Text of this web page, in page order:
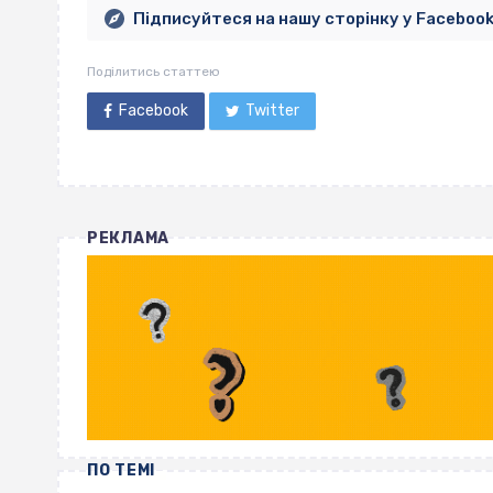
Підписуйтеся на нашу сторінку у Facebook
Поділитись статтею
Facebook Twitter
РЕКЛАМА
ПО ТЕМІ